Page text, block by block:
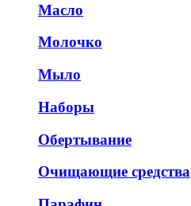
Масло
Молочко
Мыло
Наборы
Обертывание
Очищающие средства